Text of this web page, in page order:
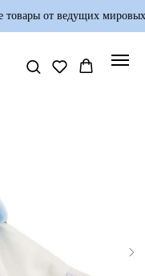
от ведущих мировых